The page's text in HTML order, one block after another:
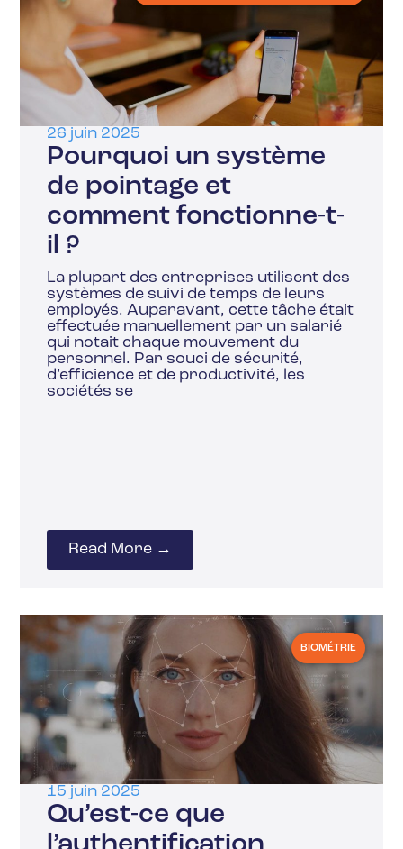
26 juin 2025
Pourquoi un système
de pointage et
comment fonctionne-t-
il ?
La plupart des entreprises utilisent des
systèmes de suivi de temps de leurs
employés. Auparavant, cette tâche était
effectuée manuellement par un salarié
qui notait chaque mouvement du
personnel. Par souci de sécurité,
d’efficience et de productivité, les
sociétés se
Read More →
BIOMÉTRIE
15 juin 2025
Qu’est-ce que